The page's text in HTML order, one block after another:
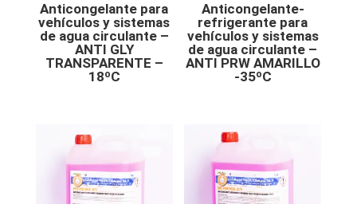
Anticongelante para
vehículos y sistemas
de agua circulante –
ANTI GLY
TRANSPARENTE –
18ºC
Anticongelante-
refrigerante para
vehículos y sistemas
de agua circulante –
ANTI PRW AMARILLO
-35ºC